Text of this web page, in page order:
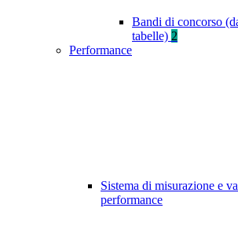
Bandi di concorso
tabelle) 2
Performance
Sistema di misurazione e
performance